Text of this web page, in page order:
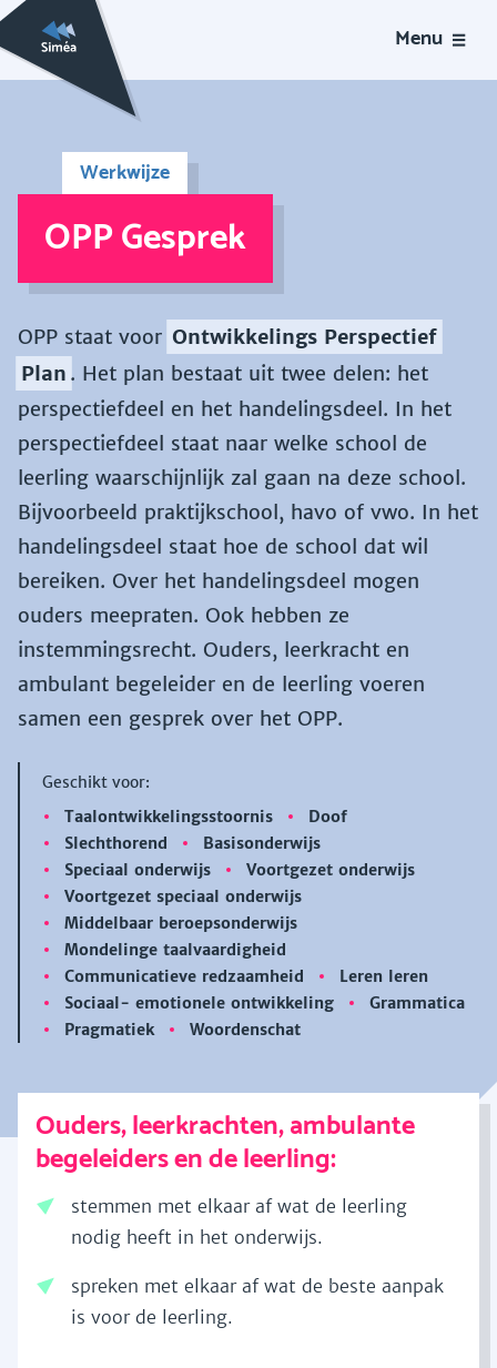
Menu
Werkwijze
OPP Gesprek
OPP staat voor Ontwikkelings Perspectief
Plan . Het plan bestaat uit twee delen: het
perspectiefdeel en het handelingsdeel. In het
perspectiefdeel staat naar welke school de
leerling waarschijnlijk zal gaan na deze school.
Bijvoorbeeld praktijkschool, havo of vwo. In het
handelingsdeel staat hoe de school dat wil
bereiken. Over het handelingsdeel mogen
ouders meepraten. Ook hebben ze
instemmingsrecht. Ouders, leerkracht en
ambulant begeleider en de leerling voeren
samen een gesprek over het OPP.
Geschikt voor:
Taalontwikkelingsstoornis
Doof
Slechthorend
Basisonderwijs
Speciaal onderwijs
Voortgezet onderwijs
Voortgezet speciaal onderwijs
Middelbaar beroepsonderwijs
Mondelinge taalvaardigheid
Communicatieve redzaamheid
Leren leren
Sociaal- emotionele ontwikkeling
Grammatica
Pragmatiek
Woordenschat
Ouders, leerkrachten, ambulante
begeleiders en de leerling:
stemmen met elkaar af wat de leerling
nodig heeft in het onderwijs.
spreken met elkaar af wat de beste aanpak
is voor de leerling.